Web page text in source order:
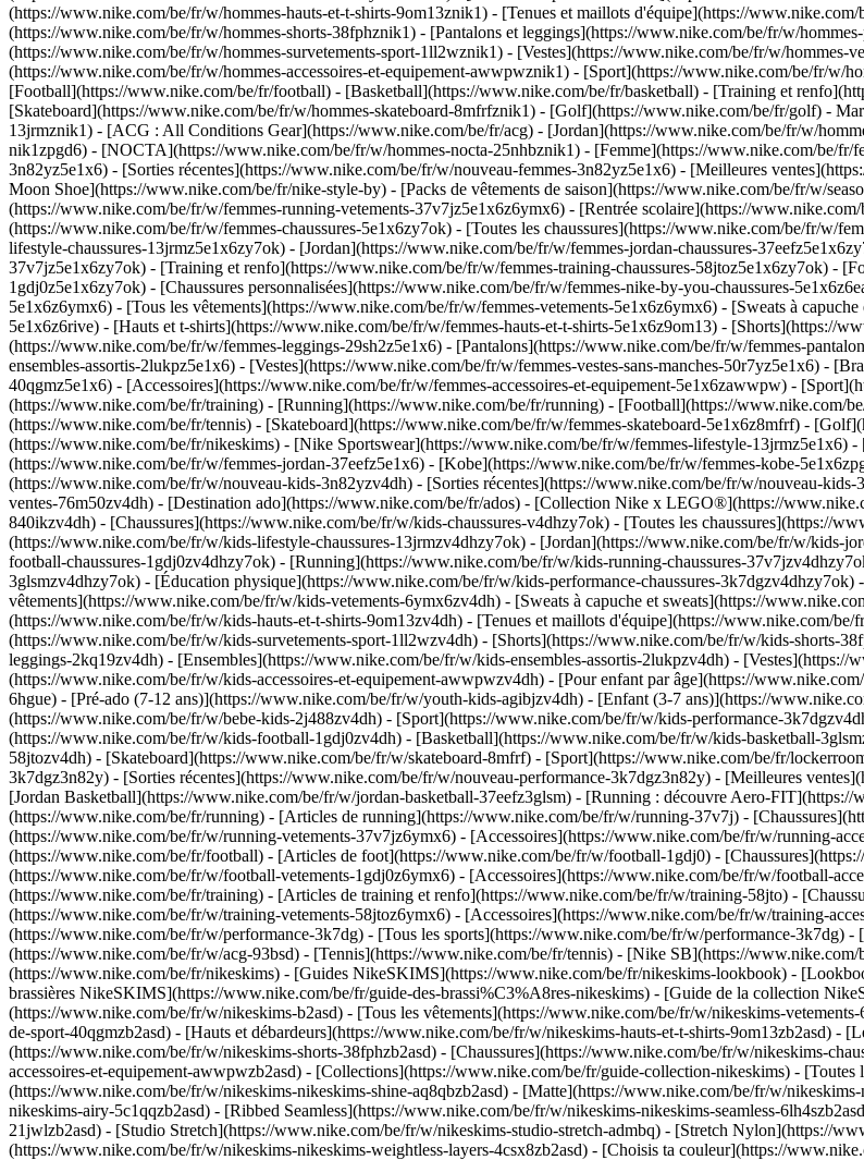
(https://www.nike.com/be/fr/w/hommes-hauts-et-t-shirts-9om13znik1) - [Tenues et maillots d'équipe](https://
(https://www.nike.com/be/fr/w/hommes-shorts-38fphznik1) - [Pantalons et leggings](https://www.nike.com/be/fr/w/
(https://www.nike.com/be/fr/w/hommes-survetements-sport-1ll2wznik1) - [Vestes](https://www.nike.com/be/fr/w/hommes-
(https://www.nike.com/be/fr/w/hommes-accessoires-et-equipement-awwpwznik1) - [Sport](https://www.nike.com/be/fr/w/
[Football](https://www.nike.com/be/fr/football) - [Basketball](https://www.nike.com/be/fr/basketball) - [Training et
[Skateboard](https://www.nike.com/be/fr/w/hommes-skateboard-8mfrfznik1) - [Golf](https://www.nike.com/be/fr/golf) -
13jrmznik1) - [ACG : All Conditions Gear](https://www.nike.com/be/fr/acg) - [Jordan](https://www.nike.com/be/fr/w/
nik1zpgd6) - [NOCTA](https://www.nike.com/be/fr/w/hommes-nocta-25nhbznik1) - [Femme](https://www.nike.com/be/fr/
3n82yz5e1x6) - [Sorties récentes](https://www.nike.com/be/fr/w/nouveau-femmes-3n82yz5e1x6) - [Meilleures
Moon Shoe](https://www.nike.com/be/fr/nike-style-by) - [Packs de vêtements de saison](https://www.nike.com/be/fr/w/
(https://www.nike.com/be/fr/w/femmes-running-vetements-37v7jz5e1x6z6ymx6) - [Rentrée scolaire](https://
(https://www.nike.com/be/fr/w/femmes-chaussures-5e1x6zy7ok) - [Toutes les chaussures](https://www.nike.com/be/fr/w/
lifestyle-chaussures-13jrmz5e1x6zy7ok) - [Jordan](https://www.nike.com/be/fr/w/femmes-jordan-chaussures-
37v7jz5e1x6zy7ok) - [Training et renfo](https://www.nike.com/be/fr/w/femmes-training-chaussures-58jtoz5e1x6zy7ok) -
1gdj0z5e1x6zy7ok) - [Chaussures personnalisées](https://www.nike.com/be/fr/w/femmes-nike-by-you-chaussures-
5e1x6z6ymx6) - [Tous les vêtements](https://www.nike.com/be/fr/w/femmes-vetements-5e1x6z6ymx6) - [Sweats à
5e1x6z6rive) - [Hauts et t-shirts](https://www.nike.com/be/fr/w/femmes-hauts-et-t-shirts-5e1x6z9om13) - [Shorts](https://
(https://www.nike.com/be/fr/w/femmes-leggings-29sh2z5e1x6) - [Pantalons](https://www.nike.com/be/fr/w/femmes-
ensembles-assortis-2lukpz5e1x6) - [Vestes](https://www.nike.com/be/fr/w/femmes-vestes-sans-manches-50r7yz5e1x6) -
40qgmz5e1x6) - [Accessoires](https://www.nike.com/be/fr/w/femmes-accessoires-et-equipement-5e1x6zawwpw) -
(https://www.nike.com/be/fr/training) - [Running](https://www.nike.com/be/fr/running) - [Football](https://www.nike.com/
(https://www.nike.com/be/fr/tennis) - [Skateboard](https://www.nike.com/be/fr/w/femmes-skateboard-5e1x6z8mfrf) -
(https://www.nike.com/be/fr/nikeskims) - [Nike Sportswear](https://www.nike.com/be/fr/w/femmes-lifestyle-
(https://www.nike.com/be/fr/w/femmes-jordan-37eefz5e1x6) - [Kobe](https://www.nike.com/be/fr/w/femmes-kobe-
(https://www.nike.com/be/fr/w/nouveau-kids-3n82yzv4dh) - [Sorties récentes](https://www.nike.com/be/fr/w/nouveau-
ventes-76m50zv4dh) - [Destination ado](https://www.nike.com/be/fr/ados) - [Collection Nike x LEGO®](https://
840ikzv4dh) - [Chaussures](https://www.nike.com/be/fr/w/kids-chaussures-v4dhzy7ok) - [Toutes les chaussures](https://
(https://www.nike.com/be/fr/w/kids-lifestyle-chaussures-13jrmzv4dhzy7ok) - [Jordan](https://www.nike.com/be/fr/w/kids-
football-chaussures-1gdj0zv4dhzy7ok) - [Running](https://www.nike.com/be/fr/w/kids-running-chaussures-
3glsmzv4dhzy7ok) - [Éducation physique](https://www.nike.com/be/fr/w/kids-performance-chaussures-3k7dgzv4dhzy7ok)
vêtements](https://www.nike.com/be/fr/w/kids-vetements-6ymx6zv4dh) - [Sweats à capuche et sweats](https://
(https://www.nike.com/be/fr/w/kids-hauts-et-t-shirts-9om13zv4dh) - [Tenues et maillots d'équipe](https://www.nike.com/
(https://www.nike.com/be/fr/w/kids-survetements-sport-1ll2wzv4dh) - [Shorts](https://www.nike.com/be/fr/w/kids-shorts-
leggings-2kq19zv4dh) - [Ensembles](https://www.nike.com/be/fr/w/kids-ensembles-assortis-2lukpzv4dh) -
(https://www.nike.com/be/fr/w/kids-accessoires-et-equipement-awwpwzv4dh) - [Pour enfant par âge](https://
6hgue) - [Pré-ado (7-12 ans)](https://www.nike.com/be/fr/w/youth-kids-agibjzv4dh) - [Enfant (3-7 ans)](https://
(https://www.nike.com/be/fr/w/bebe-kids-2j488zv4dh) - [Sport](https://www.nike.com/be/fr/w/kids-performance-
(https://www.nike.com/be/fr/w/kids-football-1gdj0zv4dh) - [Basketball](https://www.nike.com/be/fr/w/kids-basketball-
58jtozv4dh) - [Skateboard](https://www.nike.com/be/fr/w/skateboard-8mfrf) - [Sport](https://www.nike.com/be/fr/
3k7dgz3n82y) - [Sorties récentes](https://www.nike.com/be/fr/w/nouveau-performance-3k7dgz3n82y) - [Meilleures
[Jordan Basketball](https://www.nike.com/be/fr/w/jordan-basketball-37eefz3glsm) - [Running : découvre Aero-
(https://www.nike.com/be/fr/running) - [Articles de running](https://www.nike.com/be/fr/w/running-37v7j) -
(https://www.nike.com/be/fr/w/running-vetements-37v7jz6ymx6) - [Accessoires](https://www.nike.com/be/fr/w/running-
(https://www.nike.com/be/fr/football) - [Articles de foot](https://www.nike.com/be/fr/w/football-1gdj0) -
(https://www.nike.com/be/fr/w/football-vetements-1gdj0z6ymx6) - [Accessoires](https://www.nike.com/be/fr/w/football-
(https://www.nike.com/be/fr/training) - [Articles de training et renfo](https://www.nike.com/be/fr/w/training-58jto) -
(https://www.nike.com/be/fr/w/training-vetements-58jtoz6ymx6) - [Accessoires](https://www.nike.com/be/fr/w/training-
(https://www.nike.com/be/fr/w/performance-3k7dg) - [Tous les sports](https://www.nike.com/be/fr/w/performance-3k7dg)
(https://www.nike.com/be/fr/w/acg-93bsd) - [Tennis](https://www.nike.com/be/fr/tennis) - [Nike SB](https://
(https://www.nike.com/be/fr/nikeskims) - [Guides NikeSKIMS](https://www.nike.com/be/fr/nikeskims-lookbook) -
brassières NikeSKIMS](https://www.nike.com/be/fr/guide-des-brassi%C3%A8res-nikeskims) - [Guide de la collection
(https://www.nike.com/be/fr/w/nikeskims-b2asd) - [Tous les vêtements](https://www.nike.com/be/fr/w/nikeskims-
de-sport-40qgmzb2asd) - [Hauts et débardeurs](https://www.nike.com/be/fr/w/nikeskims-hauts-et-t-shirts-9om13zb2asd)
(https://www.nike.com/be/fr/w/nikeskims-shorts-38fphzb2asd) - [Chaussures](https://www.nike.com/be/fr/w/nikeskims-
accessoires-et-equipement-awwpwzb2asd) - [Collections](https://www.nike.com/be/fr/guide-collection-nikeskims) -
(https://www.nike.com/be/fr/w/nikeskims-nikeskims-shine-aq8qbzb2asd) - [Matte](https://www.nike.com/be/fr/w/
nikeskims-airy-5c1qqzb2asd) - [Ribbed Seamless](https://www.nike.com/be/fr/w/nikeskims-nikeskims-seamless-
21jwlzb2asd) - [Studio Stretch](https://www.nike.com/be/fr/w/nikeskims-studio-stretch-admbq) - [Stretch Nylon](https://
(https://www.nike.com/be/fr/w/nikeskims-nikeskims-weightless-layers-4csx8zb2asd) - [Choisis ta couleur](https://www.nike.com/be/fr/w/nikeskims-b2asd) - [Obsidienne](https://www.nike.com/be/fr/w/nikeskims-noir-90poyzb2asd) - [Dark Sepia](https://www.nike.com/be/fr/w/nikeskims-dark-sepia-81pvm) - [Phoenix](https://www.nike.com/be/fr/w/nikeskims-phoenix-1jhtj) - [Cobalt](https://www.nike.com/be/fr/w/nikeskims-bleu-8hfx3zb2asd) - [Ivory](https://www.nike.com/be/fr/w/nikeskims-blanc-4g797zb2asd) Cancel Annuler Recherches populaires [challenger](https://www.nike.com/be/fr/w?q=challenger&vst=challenger)[nike challenger](https://www.nike.com/be/fr/w?q=nike%20challenger&vst=nike%20challenger)[chaussure](https://www.nike.com/be/fr/w?q=chaussure&vst=chaussure)[nike mind 001](https://www.nike.com/be/fr/w?q=nike%20mind%20001&vst=nike%20mind%20001)[air force 1](https://www.nike.com/be/fr/w?q=air%20force%201&vst=air%20force%201)[p6000](https://www.nike.com/be/fr/w?q=p6000&vst=p6000)[air max](https://www.nike.com/be/fr/w?q=air%20max&vst=air%20max)[crampon foot](https://www.nike.com/be/fr/w?q=crampon%20foot&vst=crampon%20foot) [](https://www.nike.com/be/fr/favorites "Favoris")[](https://www.nike.com/be/fr/cart "Articles du panier: 0") Voir toutes les nouveautés [Acheter](https://www.nike.com/be/fr/w/new-3n82y) Dernière mise à jour : 3 juillet 2023 4 min. de lecture En partenariat avec Rebel Girls ## Chloe Kelly Des cages de Londres au stade des Lionesses, le nom de Chloe Kelly restera à jamais gravé dans les annales du ballon rond. Découvre son histoire et comment elle a marqué le but le plus important de l'histoire de son pays. ![Chloe Kelly - Histoires de football - Nike](https://static.nike.com/a/images/f_auto/dpr_1.0,cs_srgb/h_2203,c_limit/8b93eb83-d74d-4cab-acf3-4d7265ba46fe/chloe-kelly-histoires-de-football-nike.jpg) ## Chloe Kelly. Attaquante, Anglaise. Date de naissance : 15 janvier 1998. Chloe Kelly grandit dans l'ouest de Londres, où elle joue souvent au foot avec ses cinq frères. Les six enfants jouent dans les rues pavées et dans les « cages » de la ville, des terrains entourés de grillage où les matchs peuvent tourner à la bagarre. Chloe est généralement la seule fille, mais elle s'en fiche. Partout où elle va, elle a toujours un ballon au pied et l'envie de jouer. En grandissant, Chloe déménage dans le nord de l'Angleterre pour jouer au niveau professionnel dans l'équipe de Manchester City. Déterminée et acharnée, elle semble destinée au succès. Mais en 2021, Chloe a une grave blessure à la jambe qui l'envoie sur la touche. Ses fans ont peur qu'elle ne puisse jamais reprendre. Mais Chloe travaille dur en rééducation, et près d'an plus tard, elle revient dans l'équipe d'Angleterre. En 2022, la finale de l'Euro féminin oppose l'Angleterre à l'Allemagne. Le score est de 1 partout. Pendant les prolongations, Chloe tente un tir… qui est aussitôt contré. Quand elle récupère le ballon, elle frappe de toutes ses forces. Chloe conserve sa médaille de l'Euro là où elle peut la voir tous les jours : son tiroir à sous-vêtements ! Le ballon s'élève dans les airs et passe à côté de la gardienne pour finir au fond du filet : BUT ! L'équipe de Chloe la rejoint et l'acclame sur le terrain. Elles viennent de décrocher le premier trophée majeur de l'Angleterre en foot féminin. « Je ne suis pas aussi nerveuse qu'avant parce que je me dis : "Qu'est-ce qui peut m'arriver de pire ?" J'ai déjà vécu le pire. Je dois profiter de chaque instant et jouer sans peur. » – Chloe Kelly ## Rencontre d'autres filles rebelles - ![Chloe Kelly - Histoires de football - Nike, slide 1 of 6](https://static.nike.com/a/images/f_auto/dpr_1.0,cs_srgb/w_568,c_limit/f31d44e2-4700-4971-bb44-d46147dc2720/chloe-kelly-histoires-de-football-nike.jpg) Alex Morgan Elle est passée de sportive passionnée à héroïne nationale. Découvre comment Alex Morgan a acquis le statut d'icône bien au-delà du foot. [](https://www.nike.com/be/fr/a/alex-morgan-histoires-de-football) - ![Chloe Kelly - Histoires de football - Nike, slide 2 of 6](https://static.nike.com/a/images/f_auto/dpr_1.0,cs_srgb/w_568,c_limit/ca3c9336-661f-472a-8de2-cf3a79097e8e/chloe-kelly-histoires-de-football-nike.jpg) Grace Geyoro Grace a déjoué les pronostics dès la première fois qu'elle a tapé dans un ballon. Découvre comment elle est devenue une star pour son club et son pays. [](https://www.nike.com/be/fr/a/grace-geyoro-histoires-de-football) - ![Chloe Kelly - Histoires de football - Nike, slide 3 of 6](https://static.nike.com/a/images/f_auto/